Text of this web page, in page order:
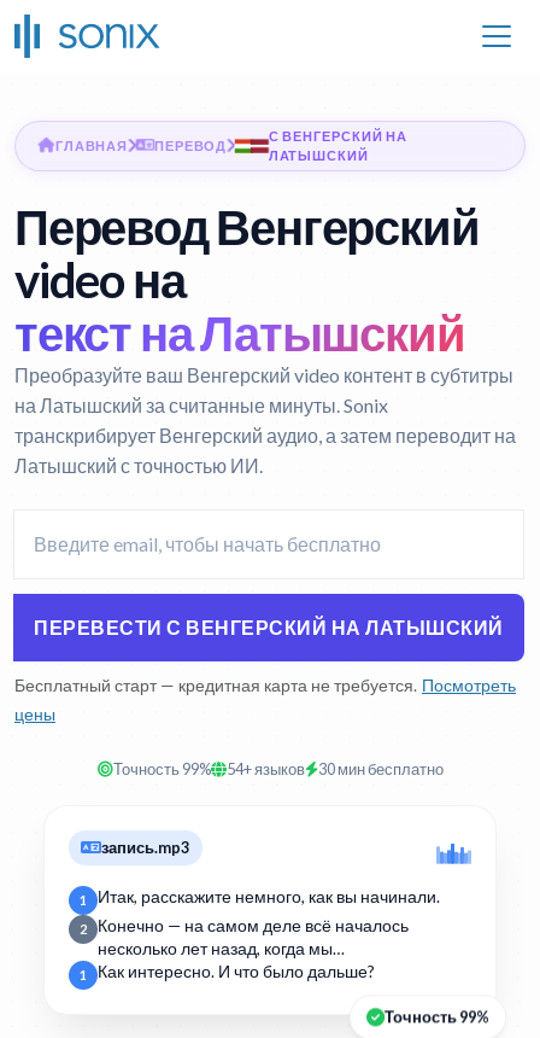
ГЛАВНАЯ ПЕРЕВОД
С ВЕНГЕРСКИЙ НА
ЛАТЫШСКИЙ
Перевод Венгерский
video на
текст на Латышский
Преобразуйте ваш Венгерский video контент в субтитры
на Латышский за считанные минуты. Sonix
транскрибирует Венгерский аудио, а затем переводит на
Латышский с точностью ИИ.
ПЕРЕВЕСТИ С ВЕНГЕРСКИЙ НА ЛАТЫШСКИЙ
Бесплатный старт — кредитная карта не требуется. Посмотреть
цены
Точность 99% 54+ языков 30 мин бесплатно
запись.mp3
1 Итак, расскажите немного, как вы начинали.
2
Конечно — на самом деле всё началось
несколько лет назад, когда мы…
1 Как интересно. И что было дальше?
Точность 99%